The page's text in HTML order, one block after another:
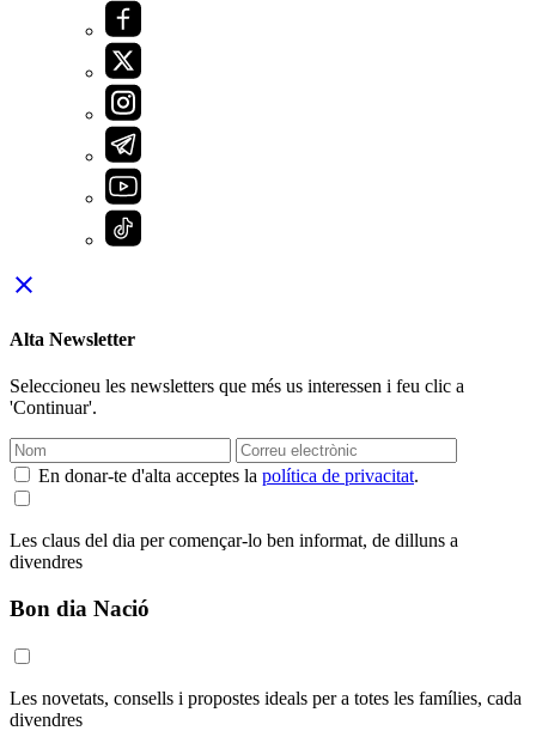
close
Alta Newsletter
Seleccioneu les newsletters que més us interessen i feu clic a
'Continuar'.
En donar-te d'alta acceptes la política de privacitat.
Les claus del dia per començar-lo ben informat, de dilluns a
divendres
Bon dia Nació
Les novetats, consells i propostes ideals per a totes les famílies, cada
divendres